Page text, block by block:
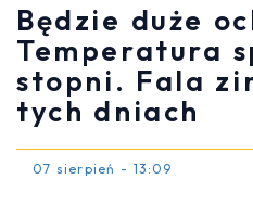
Będzie duże
Temperatura
stopni. Fala
tych dniach
07 sierpień - 13:09